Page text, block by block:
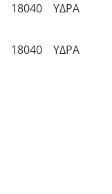
18040 ΥΔΡΑ
18040 ΥΔΡΑ